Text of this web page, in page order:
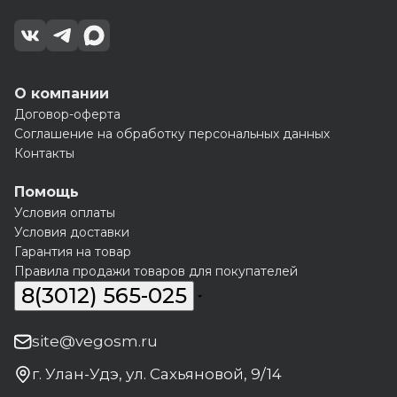
О компании
Договор-оферта
Соглашение на обработку персональных данных
Контакты
Помощь
Условия оплаты
Условия доставки
Гарантия на товар
Правила продажи товаров для покупателей
8(3012) 565-025
site@vegosm.ru
г. Улан-Удэ, ул. Сахьяновой, 9/14